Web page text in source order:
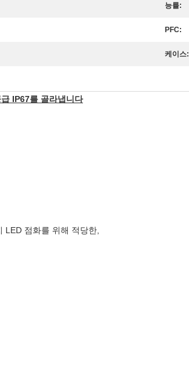
능률:
PFC:
케이스:
IP67를 골라냅니다
점화를 위해 적당한,